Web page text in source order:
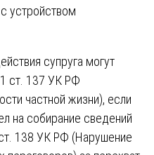
устройством
супруга могут
ст. 137 УК РФ
частной жизни), если
на собирание сведений
138 УК РФ (Нарушение